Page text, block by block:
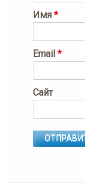
Имя *
Email *
Сайт